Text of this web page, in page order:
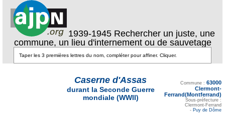
1939-1945 Rechercher un juste, une
commune, un lieu d'internement ou de sauvetage
Caserne d'Assas
durant la Seconde Guerre
mondiale (WWII)
Commune : 63000
Clermont-
Ferrand(Montferrand)
Sous-préfecture :
Clermont-Ferrand
- Puy de Dôme